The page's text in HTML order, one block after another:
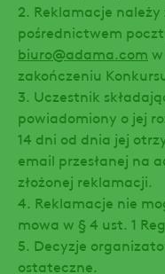
2. Reklamacje
pośrednictwem
biuro@adama.com
zakończeniu
3. Uczestnik
powiadomiony o jej
14 dni od dnia jej
email przesłanej na
złożonej reklamacji.
4. Reklamacje nie
mowa w § 4 ust. 1
5. Decyzje
ostateczne.